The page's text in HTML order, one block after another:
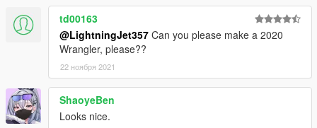
td00163
@LightningJet357 Can you please make a 2020
Wrangler, please??
22 ноября 2021
ShaoyeBen
Looks nice.